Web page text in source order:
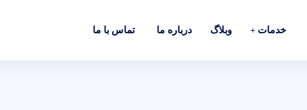
خدمات وبلاگ درباره ما تماس با ما